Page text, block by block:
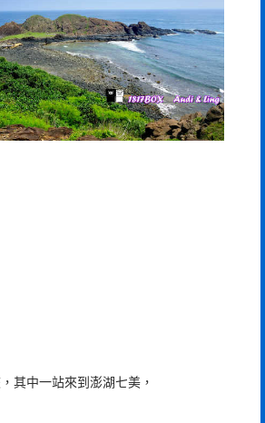
其中一站來到澎湖七美，